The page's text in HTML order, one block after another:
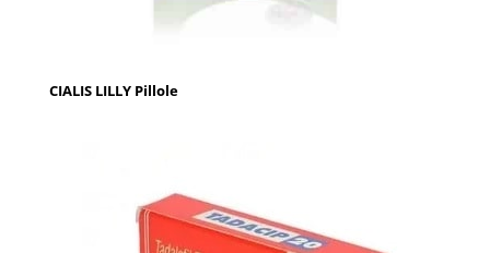
CIALIS LILLY Pillole